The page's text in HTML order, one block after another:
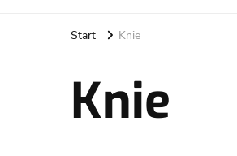
Start Knie
Knie